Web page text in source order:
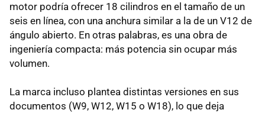
motor podría ofrecer 18 cilindros en el tamaño de un
seis en línea, con una anchura similar a la de un V12 de
ángulo abierto. En otras palabras, es una obra de
ingeniería compacta: más potencia sin ocupar más
volumen.
La marca incluso plantea distintas versiones en sus
documentos (W9, W12, W15 o W18), lo que deja